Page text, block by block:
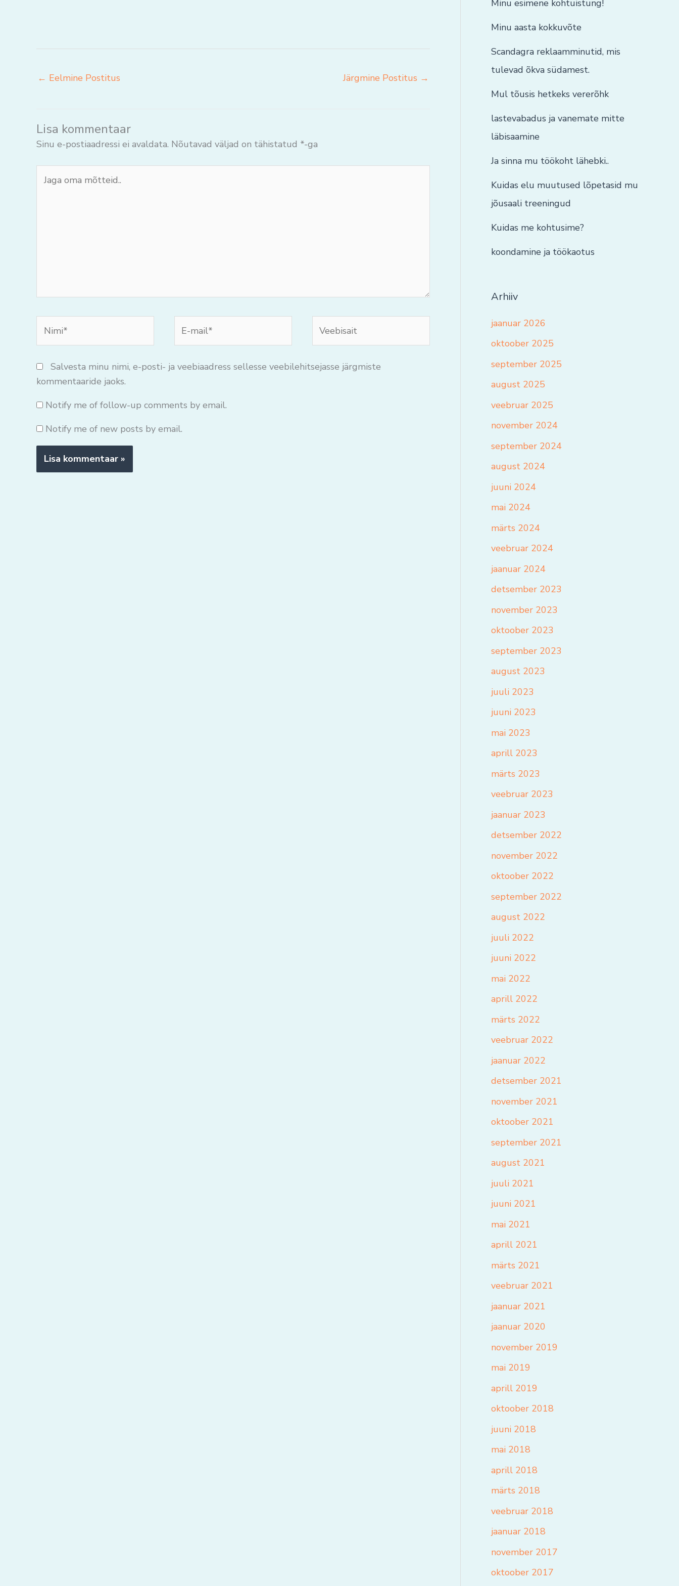
← Eelmine Postitus Järgmine Postitus →
Lisa kommentaar
Sinu e-postiaadressi ei avaldata. Nõutavad väljad on tähistatud *-ga
oma
mail*
Salvesta minu nimi, e-posti- ja veebiaadress sellesse veebilehitsejasse järgmiste
kommentaaride jaoks.
Notify me of follow-up comments by email.
Notify me of new posts by email.
Minu esimene kohtuistung!
Minu aasta kokkuvõte
Scandagra reklaamminutid, mis
tulevad õkva südamest.
Mul tõusis hetkeks vererõhk
lastevabadus ja vanemate mitte
läbisaamine
Ja sinna mu töökoht lähebki..
Kuidas elu muutused lõpetasid mu
jõusaali treeningud
Kuidas me kohtusime?
koondamine ja töökaotus
Arhiiv
jaanuar 2026
oktoober 2025
september 2025
august 2025
veebruar 2025
november 2024
september 2024
august 2024
juuni 2024
mai 2024
märts 2024
veebruar 2024
jaanuar 2024
detsember 2023
november 2023
oktoober 2023
september 2023
august 2023
juuli 2023
juuni 2023
mai 2023
aprill 2023
märts 2023
veebruar 2023
jaanuar 2023
detsember 2022
november 2022
oktoober 2022
september 2022
august 2022
juuli 2022
juuni 2022
mai 2022
aprill 2022
märts 2022
veebruar 2022
jaanuar 2022
detsember 2021
november 2021
oktoober 2021
september 2021
august 2021
juuli 2021
juuni 2021
mai 2021
aprill 2021
märts 2021
veebruar 2021
jaanuar 2021
jaanuar 2020
november 2019
mai 2019
aprill 2019
oktoober 2018
juuni 2018
mai 2018
aprill 2018
märts 2018
veebruar 2018
jaanuar 2018
november 2017
oktoober 2017